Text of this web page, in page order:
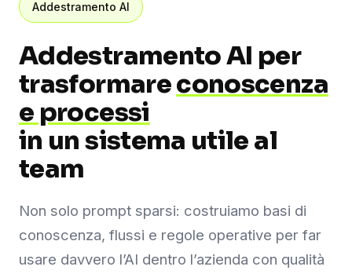
Addestramento AI
Addestramento AI per
trasformareconoscenza
e processi
in un sistema utile al
team
Non solo prompt sparsi: costruiamo basi di
conoscenza, flussi e regole operative per far
usare davvero l’AI dentro l’azienda con qualità